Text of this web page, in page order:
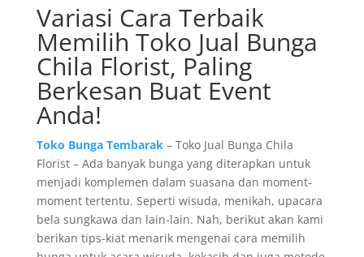
Variasi Cara Terbaik
Memilih Toko Jual Bunga
Chila Florist, Paling
Berkesan Buat Event
Anda!
Toko Bunga Tembarak– Toko Jual Bunga Chila
Florist – Ada banyak bunga yang diterapkan untuk
menjadi komplemen dalam suasana dan moment-
moment tertentu. Seperti wisuda, menikah, upacara
bela sungkawa dan lain-lain. Nah, berikut akan kami
berikan tips-kiat menarik mengenai cara memilih